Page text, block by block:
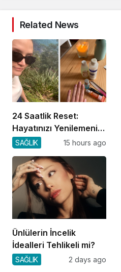
Related News
24 Saatlik Reset:
Hayatınızı Yenilemenin
Yolu
SAĞLIK 15 hours ago
Ünlülerin İncelik
İdealleri Tehlikeli mi?
SAĞLIK 2 days ago